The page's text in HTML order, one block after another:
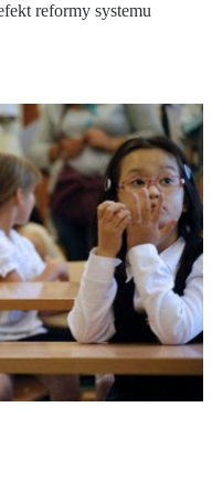
reformy systemu